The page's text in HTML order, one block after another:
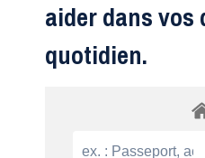
aider dans vos
quotidien.